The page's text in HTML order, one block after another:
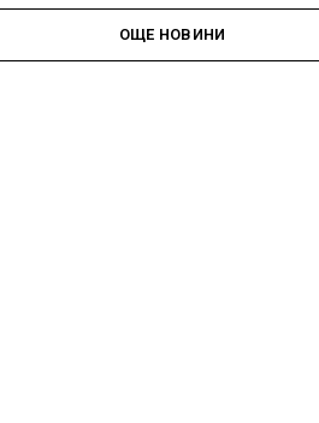
ОЩЕ НОВИНИ